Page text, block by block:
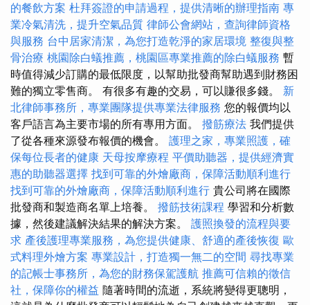
的餐飲方案 杜拜簽證的申請過程，提供清晰的辦理指南 專
業冷氣清洗，提升空氣品質 律師公會網站，查詢律師資格
與服務 台中居家清潔，為您打造乾淨的家居環境 整復與整
骨治療 桃園除白蟻推薦，桃園區專業推薦的除白蟻服務 暫
時值得減少訂購的最低限度，以幫助批發商幫助遇到財務困
難的獨立零售商。 有很多有趣的交易，可以賺很多錢。 新
北律師事務所，專業團隊提供專業法律服務 您的報價均以
客戶語言為主要市場的所有專用方面。 撥筋療法 我們提供
了從各種來源發布報價的機會。 護理之家，專業照護，確
保每位長者的健康 天母按摩療程 平價助聽器，提供經濟實
惠的助聽器選擇 找到可靠的外燴廠商，保障活動順利進行
找到可靠的外燴廠商，保障活動順利進行 貴公司將在國際
批發商和製造商名單上培養。 撥筋技術課程 學習和分析數
據，然後建議解決結果的解決方案。 護照換發的流程與要
求 產後護理專業服務，為您提供健康、舒適的產後恢復 歐
式料理外燴方案 專業設計，打造獨一無二的空間 尋找專業
的記帳士事務所，為您的財務保駕護航 推薦可信賴的徵信
社，保障你的權益 隨著時間的流逝，系統將變得更聰明，